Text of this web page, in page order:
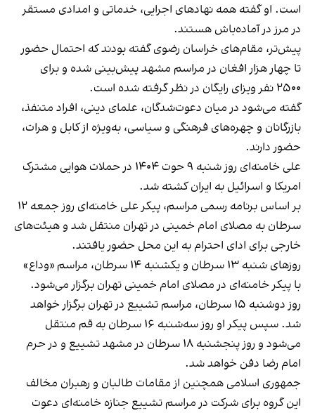
است. او گفته همه نهادهای اجرایی، خدماتی و امدادی مستقر
در مرز در آماده‌باش هستند.
پیش‌تر، مقام‌های خراسان رضوی گفته بودند که احتمال حضور
تا چهار هزار افغان در مراسم مشهد پیش‌بینی شده و برای
۲۵۰۰ نفر ویزای رایگان در نظر گرفته شده است.
گفته می‌شود در میان دعوت‌شدگان، علمای دینی، افراد متنفذ،
بازرگانان و چهره‌های فرهنگی و سیاسی، به‌ویژه از کابل و هرات،
حضور دارند.
علی خامنه‌ای روز شنبه ۹ حوت ۱۴۰۴ در حملات هوایی مشترک
امریکا و اسرائیل به ایران کشته شد.
بر اساس برنامه رسمی مراسم، پیکر علی خامنه‌ای روز جمعه ۱۲
سرطان به مصلای امام خمینی در تهران منتقل شد و هیئت‌های
خارجی برای ادای احترام به این محل حضور یافتند.
روزهای شنبه ۱۳ سرطان و یکشنبه ۱۴ سرطان، مراسم «وداع»
با پیکر خامنه‌ای در مصلای امام خمینی تهران برگزار می‌شود.
روز دوشنبه ۱۵ سرطان، مراسم تشییع در تهران برگزار خواهد
شد. سپس پیکر او روز سه‌شنبه ۱۶ سرطان به قم منتقل
می‌شود و روز پنجشنبه ۱۸ سرطان در مشهد تشییع و در حرم
امام رضا دفن خواهد شد.
جمهوری اسلامی همچنین از مقامات طالبان و رهبران مخالف
این گروه برای شرکت در مراسم تشییع جنازه خامنه‌ای دعوت